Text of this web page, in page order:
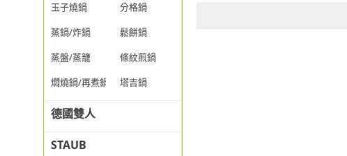
玉子燒鍋
分格鍋
蒸鍋/炸鍋
鬆餅鍋
蒸盤/蒸籠
條紋煎鍋
燜燒鍋/再煮鍋
塔吉鍋
德國雙人
STAUB